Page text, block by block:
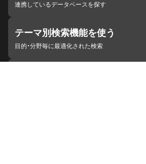
連携しているデータベースを探す
テーマ別検索機能を使う
目的・分野毎に最適化された検索